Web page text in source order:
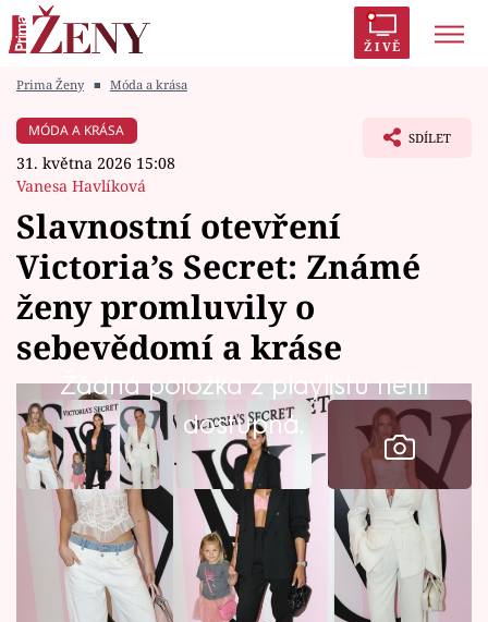
ŽIVĚ
Módní alarm
Témata
Celebrity
Vztahy
Seriály
Horoskopy
Sledujte prima+
Filmový festival Karlovy Vary
Prima Ženy ■ Móda a krása
MÓDA A KRÁSA
31. května 2026 15:08
Vanesa Havlíková
SDÍLET
Slavnostní otevření
Victoria’s Secret: Známé
ženy promluvily o
sebevědomí a kráse
Žádná položka z playlistu není
dostupná.
Značka Victoria’s Secret byla vždy spojována s
ženskostí, krásou a sebevědomím. Právě tato
témata rezonovala i během slavnostního